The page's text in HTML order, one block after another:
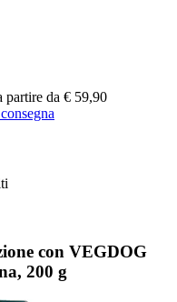
partire da € 59,90
con VEGDOG
200 g